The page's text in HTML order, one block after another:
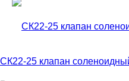
СК22-25 клапан